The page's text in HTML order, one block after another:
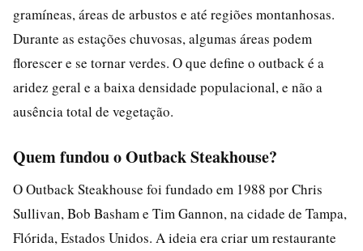
gramíneas, áreas de arbustos e até regiões montanhosas.
Durante as estações chuvosas, algumas áreas podem
florescer e se tornar verdes. O que define o outback é a
aridez geral e a baixa densidade populacional, e não a
ausência total de vegetação.
Quem fundou o Outback Steakhouse?
O Outback Steakhouse foi fundado em 1988 por Chris
Sullivan, Bob Basham e Tim Gannon, na cidade de Tampa,
Flórida, Estados Unidos. A ideia era criar um restaurante